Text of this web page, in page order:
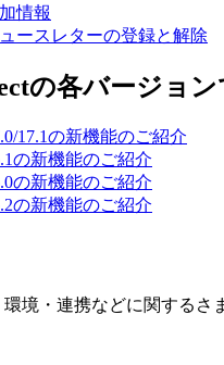
情報
ースレターの登録と解除
の各バージョ
17.1の新機能のご紹介
の新機能のご紹介
の新機能のご紹介
の新機能のご紹介
環境・連携などに関する